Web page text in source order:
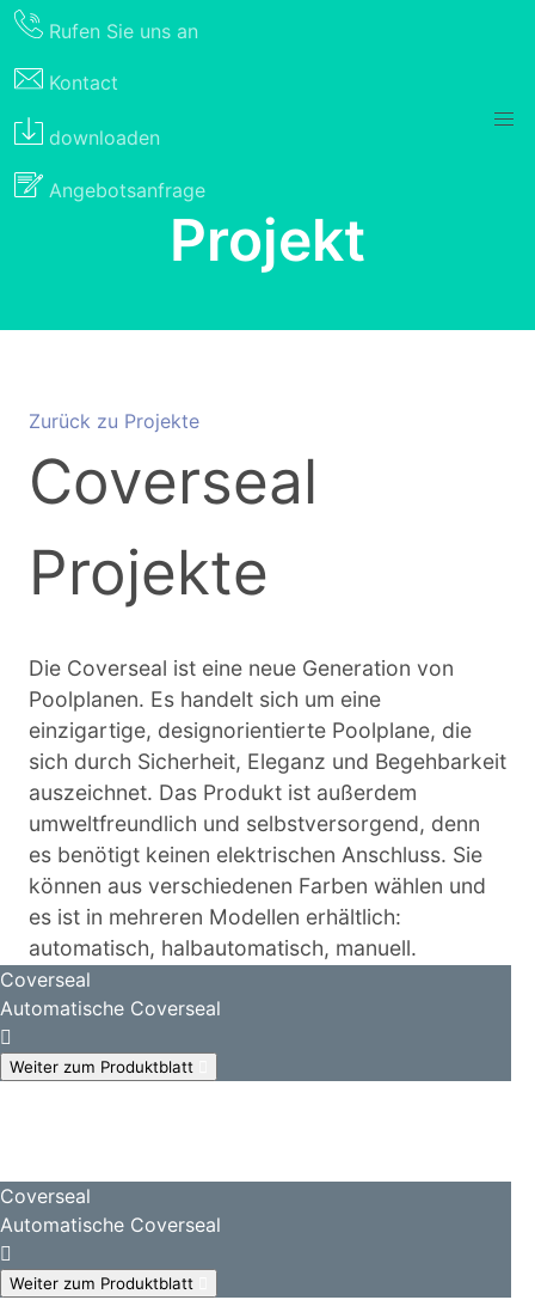
Rufen Sie uns an
Kontact
downloaden
Angebotsanfrage
Projekt
Zurück zu Projekte
Coverseal
Projekte
Die Coverseal ist eine neue Generation von
Poolplanen. Es handelt sich um eine
einzigartige, designorientierte Poolplane, die
sich durch Sicherheit, Eleganz und Begehbarkeit
auszeichnet. Das Produkt ist außerdem
umweltfreundlich und selbstversorgend, denn
es benötigt keinen elektrischen Anschluss. Sie
können aus verschiedenen Farben wählen und
es ist in mehreren Modellen erhältlich:
automatisch, halbautomatisch, manuell.
Coverseal
Automatische Coverseal
Weiter zum Produktblatt
Coverseal
Automatische Coverseal
Weiter zum Produktblatt